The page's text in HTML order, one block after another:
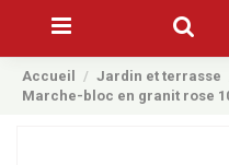
Accueil Jardin et terrasse
Marche-bloc en granit rose